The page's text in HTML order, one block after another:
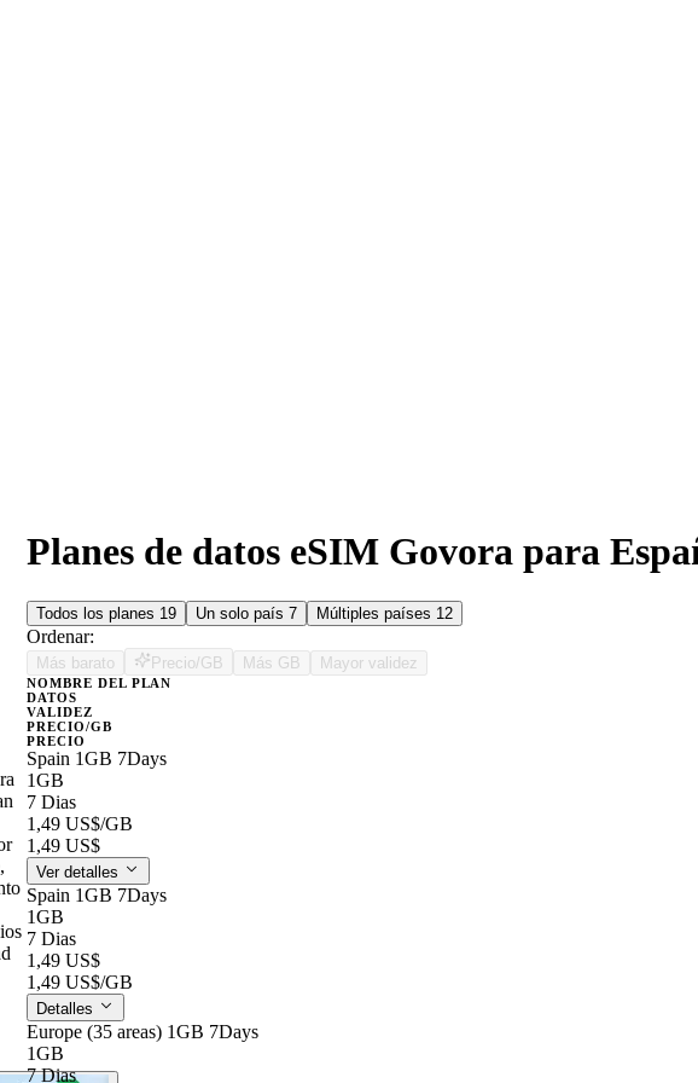
Planes de datos eSIM Govora para
Todos los planes 19 Un solo país 7 Múltiples países 12
Ordenar:
Más barato Precio/GB Más GB Mayor validez
NOMBRE DEL PLAN
DATOS
VALIDEZ
PRECIO/GB
PRECIO
Spain 1GB 7Days
1GB
7 Dias
1,49 US$/GB
1,49 US$
Ver detalles
Spain 1GB 7Days
1GB
7 Dias
1,49 US$
1,49 US$/GB
Detalles
Europe (35 areas) 1GB 7Days
1GB
7 Dias